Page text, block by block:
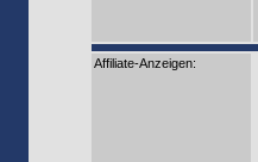
Affiliate-Anzeigen: